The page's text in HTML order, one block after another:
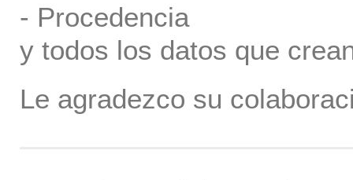
- Procedencia
y todos los datos que
Le agradezco su